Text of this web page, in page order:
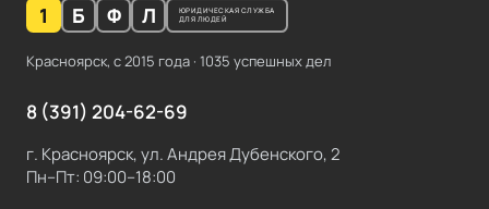
1 Б Ф Л
ЮРИДИЧЕСКАЯ СЛУЖБА
ДЛЯ ЛЮДЕЙ
Красноярск, с2015 года · 1035 успешных дел
8 (391) 204-62-69
г. Красноярск, ул. Андрея Дубенского, 2
Пн–Пт: 09:00–18:00